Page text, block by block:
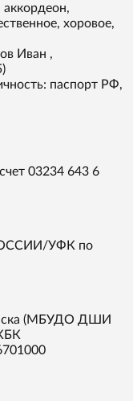
аккордеон,
хоровое,
Иван ,
паспорт РФ,
03234 643 6
УФК по
(МБУДО ДШИ